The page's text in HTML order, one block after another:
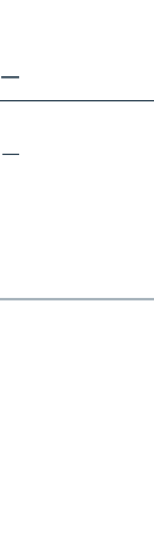
—
—